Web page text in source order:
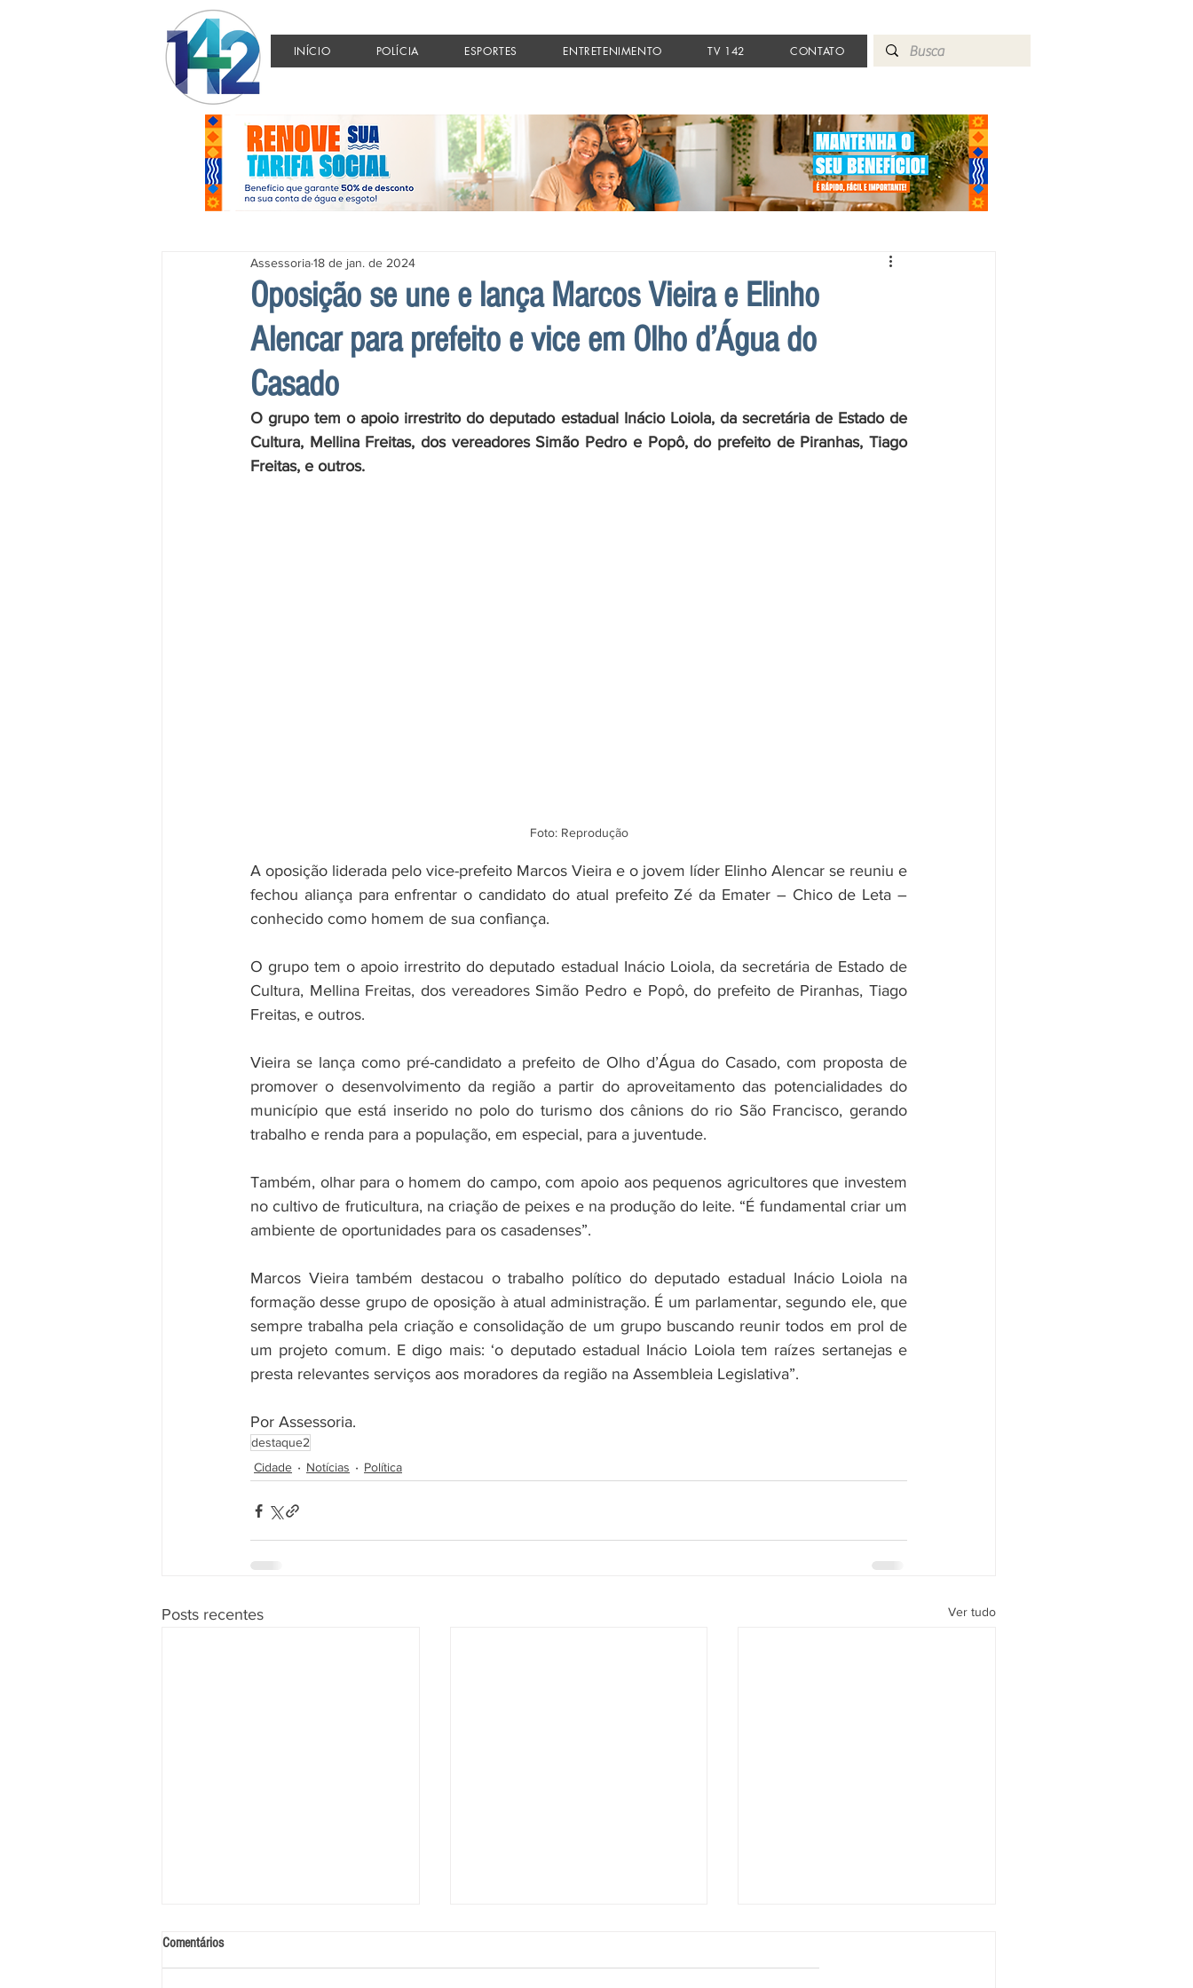
INÍCIO POLÍCIA ESPORTES ENTRETENIMENTO TV 142 CONTATO
Oposição se une e lança Marcos Vieira e Elinho
Alencar para prefeito e vice em Olho d’Água do
Casado
Assessoria18 de jan. de 2024
O grupo tem o apoio irrestrito do deputado estadual Inácio Loiola, da secretária de Estado de
Cultura, Mellina Freitas, dos vereadores Simão Pedro e Popô, do prefeito de Piranhas, Tiago
Freitas, e outros.⠀⠀
Foto: Reprodução
A oposição liderada pelo vice-prefeito Marcos Vieira e o jovem líder Elinho Alencar se reuniu e
fechou aliança para enfrentar o candidato do atual prefeito Zé da Emater – Chico de Leta –
conhecido como homem de sua confiança.
O grupo tem o apoio irrestrito do deputado estadual Inácio Loiola, da secretária de Estado de
Cultura, Mellina Freitas, dos vereadores Simão Pedro e Popô, do prefeito de Piranhas, Tiago
Freitas, e outros.⠀⠀
Vieira se lança como pré-candidato a prefeito de Olho d’Água do Casado, com proposta de
promover o desenvolvimento da região a partir do aproveitamento das potencialidades do
município que está inserido no polo do turismo dos cânions do rio São Francisco, gerando
trabalho e renda para a população, em especial, para a juventude.⠀
Também, olhar para o homem do campo, com apoio aos pequenos agricultores que investem
no cultivo de fruticultura, na criação de peixes e na produção do leite. “É fundamental criar um
ambiente de oportunidades para os casadenses”.⠀⠀
Marcos Vieira também destacou o trabalho político do deputado estadual Inácio Loiola na
formação desse grupo de oposição à atual administração. É um parlamentar, segundo ele, que
sempre trabalha pela criação e consolidação de um grupo buscando reunir todos em prol de
um projeto comum. E digo mais: ‘o deputado estadual Inácio Loiola tem raízes sertanejas e
presta relevantes serviços aos moradores da região na Assembleia Legislativa”.⠀⠀
Por Assessoria.
destaque2
Cidade
Notícias Política
Posts recentes Ver tudo
Comentários